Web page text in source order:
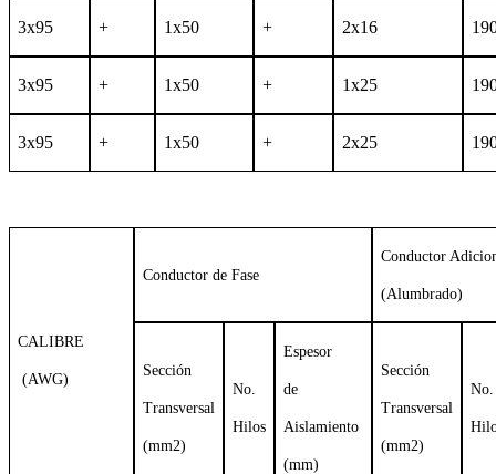
3x95 + 1x50 + 2x16
3x95 + 1x50 + 1x25
3x95 + 1x50 + 2x25
CALIBRE
(AWG)
Conductor de Fase
Conductor
(Alumbrado)
Sección
Transversal
(mm2)
No.
Hilos
Espesor
de
Aislamiento
(mm)
Sección
Transversal
(mm2)